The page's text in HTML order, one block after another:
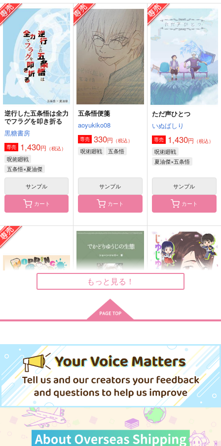
親友｜五夏
1,100円（税込）
五条悟×夏油傑
サンプル
作品詳細
Star!
コトブキタイ
770円（税込）
五条悟×夏油傑
サンプル
作品詳細
Luminance
渡海屋
629 （税込）
五条悟×夏油傑
サンプル
作品詳細
さすろぐ
にぼし缶
五条悟×夏油傑
ピンクな死神
リトルビット
1,257円（税込）
五条悟×夏油傑
サンプル
ブレイキング・ダウン
白白
2,044円（税込）
五条悟×夏油傑
ブライトライトハイラ
何かの間違い
GAMMAEDGE
コンビニエンスエアポ
ート
逆行した五条悟は全力
でフラグを叩き折る
黒糖書房
専売 1,430円 （税込）
呪術廻戦
五条悟×夏油傑
サンプル
カート
五条悟便箋
aoyukiko08
専売 330円 （税込）
呪術廻戦 五条悟
サンプル
カート
ただ声ひとつ
いぬばしり
専売 1,430円 （税込）
呪術廻戦
夏油傑×五条悟
サンプル
カート
通常版
choco_chocon
専売 1,572円 （税込）
呪術廻戦
五条悟
虎杖悠仁
七海建人
サンプル
カート
新ジャガ
787円（税込）
五条悟×虎杖悠仁
サンプル
ARCHES
629円（税込）
呪術廻戦
五条悟
夏油傑
家入硝子
サンプル
もっと見る！